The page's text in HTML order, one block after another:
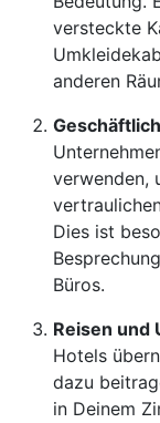
versteckte
anderen
verwenden,
Dies ist
Büros.
Reisen und
Hotels
dazu
in Deinem